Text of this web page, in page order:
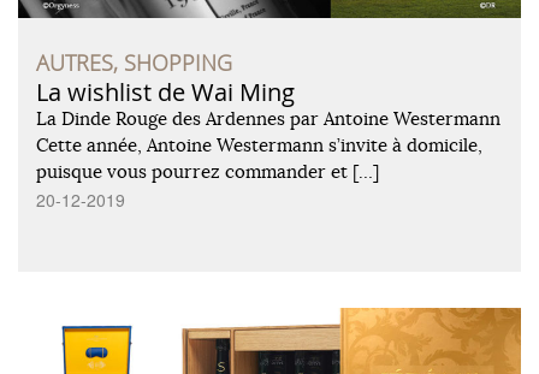
AUTRES, SHOPPING
La wishlist de Wai Ming
La Dinde Rouge des Ardennes par Antoine Westermann
Cette année, Antoine Westermann s’invite à domicile,
puisque vous pourrez commander et […]
20-12-2019